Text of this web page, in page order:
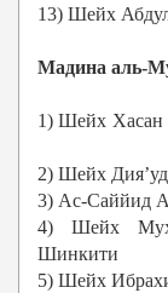
13) Шейх
Мадина аль-
1) Шейх
2) Шейх
3) Ас-Саййид
4) Шейх
Шинкити
5) Шейх